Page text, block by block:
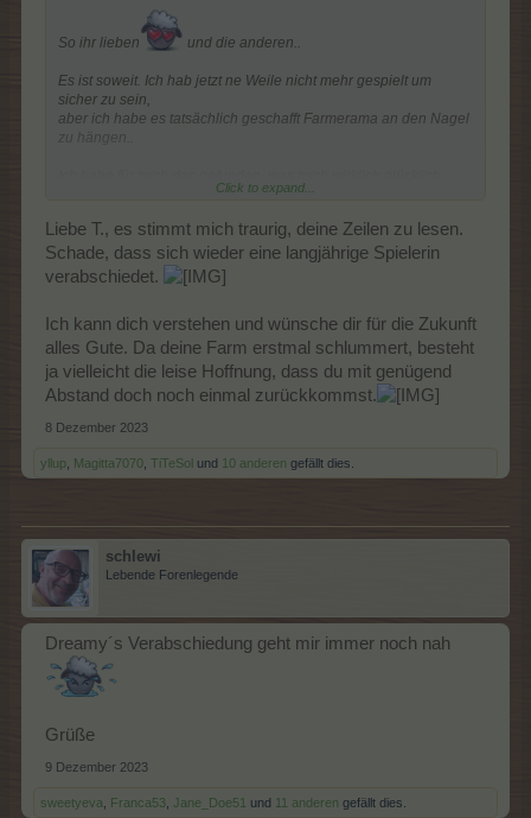
So ihr lieben und die anderen..
Es ist soweit. Ich hab jetzt ne Weile nicht mehr gespielt um
sicher zu sein,
aber ich habe es tatsächlich geschafft Farmerama an den Nagel
zu hängen..
nicht dieses
von üblen Fehlern behaftete Spiel mit stupidem vor sich hin
klicken und ewig das Gleiche..
Und sich wie Gewürms langsam ausgebreitet..
Ich bringe es noch nicht ganz über mich, die Farmen komplett
11 Jahre schmeißt man nicht so einfach weg..
Aber ich spiele wirklich nicht mehr und wenn ich manchmal
weiß ich, dass die Entscheidung richtig war!
für die guten und auch für die schlechten Zeiten..
Werde gerade ein wenig wehmütig, aber das geht vorüber.
Ich verabschiede mich mit einer Träne im Auge, wünsche euch
alles liebe, gute und
vor allem Gesundheit und Glück..
Liebe Grüße vom Fr4ggl3
Click to expand...
Liebe T., es stimmt mich traurig, deine Zeilen zu lesen.
Schade, dass sich wieder eine langjährige Spielerin
verabschiedet.
Ich kann dich verstehen und wünsche dir für die Zukunft
alles Gute. Da deine Farm erstmal schlummert, besteht
ja vielleicht die leise Hoffnung, dass du mit genügend
Abstand doch noch einmal zurückkommst.
8 Dezember 2023
yllup Magitta7070 TiTeSol und 10 anderen gefällt dies.
schlewi
Lebende Forenlegende
Dreamy´s Verabschiedung geht mir immer noch nah
Grüße
9 Dezember 2023
sweetyeva Franca53 Jane_Doe51 und 11 anderen gefällt dies.